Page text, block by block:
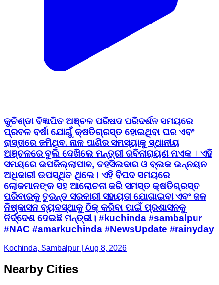
କୁଚିଣ୍ଡା ବିଜ୍ଞାପିତ ଅଞ୍ଚଳ ପରିଷଦ ପରିଦର୍ଶନ ସମୟରେ
ପ୍ରବଳ ବର୍ଷା ଯୋଗୁଁ କ୍ଷତିଗ୍ରସ୍ତ ହୋଇଥିବା ଘର ଏବଂ
ରାସ୍ତାରେ ଜମିଥିବା ନାଳ ପାଣିର ସମସ୍ୟାକୁ ସ୍ଥାନୀୟ
ଅଞ୍ଚଳରେ ବୁଲି ଦେଖିଲେ ମନ୍ତ୍ରୀ ରବିନାରାୟଣ ନାଏକ । ଏହି
ସମୟରେ ଉପଜିଲ୍ଲାପାଳ, ତହସିଲଦାର ଓ ବ୍ଲକ ଉନ୍ନୟନ
ଅଧିକାରୀ ଉପସ୍ଥିତ ଥିଲେ। ଏହି ବିପଦ ସମୟରେ
ଲୋକମାନଙ୍କ ସହ ଆଲୋଚନା କରି ସମସ୍ତ କ୍ଷତିଗ୍ରସ୍ତ
ପରିବାରକୁ ତୁରନ୍ତ ସରକାରୀ ସହାୟତା ଯୋଗାଇବା ଏବଂ ଜଳ
ନିଷ୍କାସନ ବ୍ୟବସ୍ଥାକୁ ଠିକ୍ କରିବା ପାଇଁ ପ୍ରଶାସନକୁ
ନିର୍ଦ୍ଦେଶ ଦେଇଛି ମନ୍ତ୍ରୀ। #kuchinda #sambalpur
#NAC #amarkuchinda #NewsUpdate #rainyday
Kochinda, Sambalpur | Aug 8, 2026
Nearby Cities